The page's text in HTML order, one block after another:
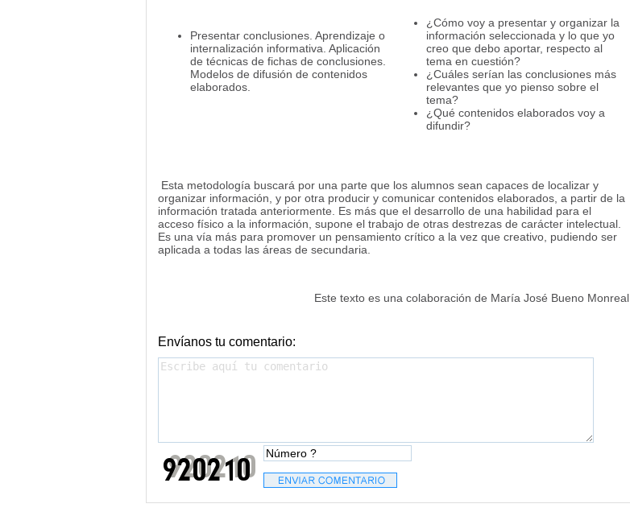
Presentar conclusiones. Aprendizaje o
internalización informativa. Aplicación
de técnicas de fichas de conclusiones.
Modelos de difusión de contenidos
elaborados.
¿Cómo voy a presentar y organizar la
información seleccionada y lo que yo
creo que debo aportar, respecto al
tema en cuestión?
¿Cuáles serían las conclusiones más
relevantes que yo pienso sobre el
tema?
¿Qué contenidos elaborados voy a
difundir?
Esta metodología buscará por una parte que los alumnos sean capaces de localizar y
organizar información, y por otra producir y comunicar contenidos elaborados, a partir de la
información tratada anteriormente. Es más que el desarrollo de una habilidad para el
acceso físico a la información, supone el trabajo de otras destrezas de carácter intelectual.
Es una vía más para promover un pensamiento crítico a la vez que creativo, pudiendo ser
aplicada a todas las áreas de secundaria.
Este texto es una colaboración de María José Bueno Monreal
Envíanos tu comentario: